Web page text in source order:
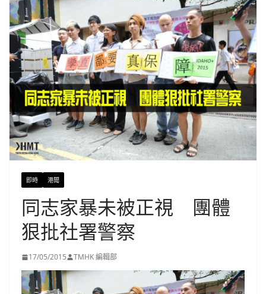
即時 港聞
同志家暴未被正視 團體
狠批社署警察
17/05/2015 TMHK 編輯部